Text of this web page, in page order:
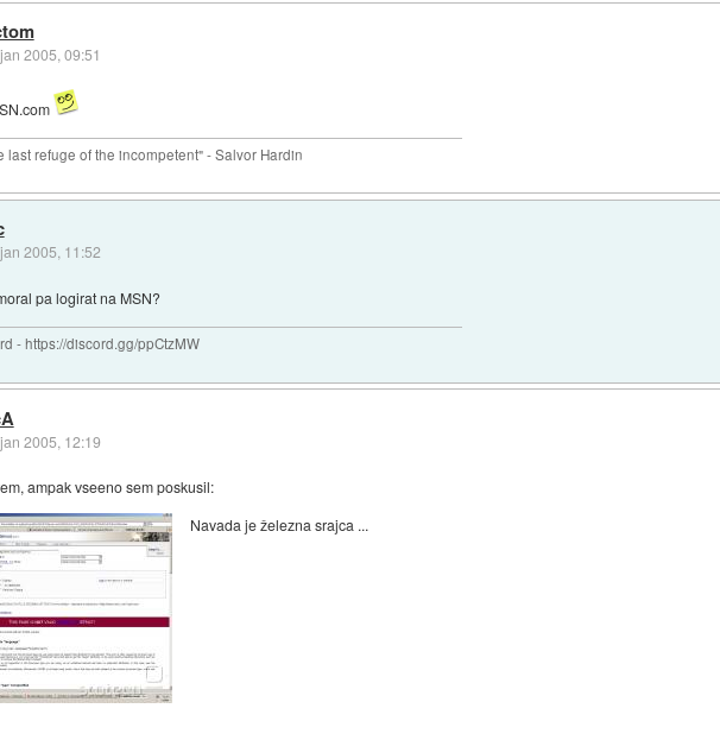
2005, 09:51
last refuge of the incompetent" - Salvor Hardin
2005, 11:52
pa logirat na MSN?
- https://discord.gg/ppCtzMW
2005, 12:19
ampak vseeno sem poskusil:
Navada je železna srajca ...